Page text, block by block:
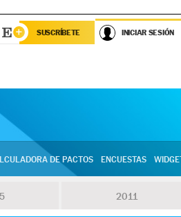
SUSCRÍBETE INICIAR SESIÓN
DE PACTOS ENCUESTAS
2011